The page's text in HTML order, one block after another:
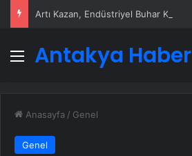
Menü
Antakya Haber
Anasayfa / Genel
Genel